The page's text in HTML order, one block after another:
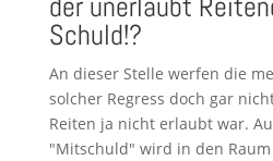
Schuld!?
An dieser Stelle werfen die
solcher Regress doch gar
Reiten ja nicht erlaubt war.
"Mitschuld" wird in den